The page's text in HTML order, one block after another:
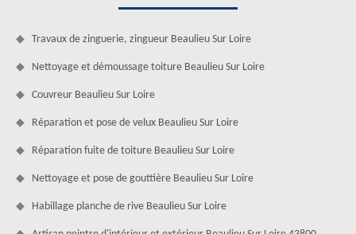
Travaux de zinguerie, zingueur Beaulieu Sur Loire
Nettoyage et démoussage toiture Beaulieu Sur Loire
Couvreur Beaulieu Sur Loire
Réparation et pose de velux Beaulieu Sur Loire
Réparation fuite de toiture Beaulieu Sur Loire
Nettoyage et pose de gouttière Beaulieu Sur Loire
Habillage planche de rive Beaulieu Sur Loire